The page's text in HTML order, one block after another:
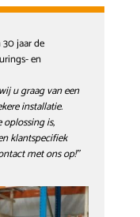
jaar de
en
u graag van een
installatie.
is,
klantspecifiek
met ons op!”